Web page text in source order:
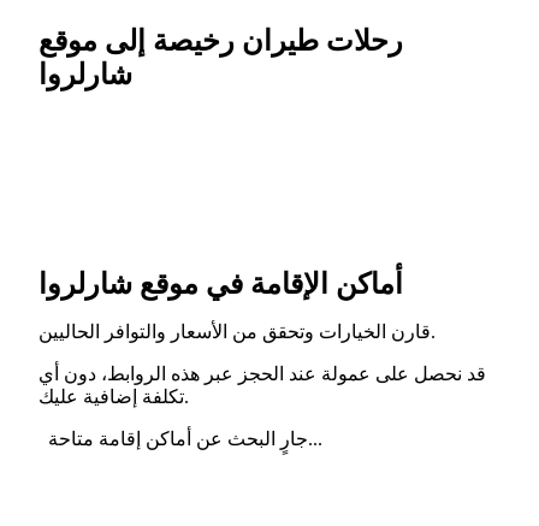
رحلات طيران رخيصة إلى موقع
شارلروا
أماكن الإقامة في موقع شارلروا
قارن الخيارات وتحقق من الأسعار والتوافر الحاليين.
قد نحصل على عمولة عند الحجز عبر هذه الروابط، دون أي
تكلفة إضافية عليك.
جارٍ البحث عن أماكن إقامة متاحة...